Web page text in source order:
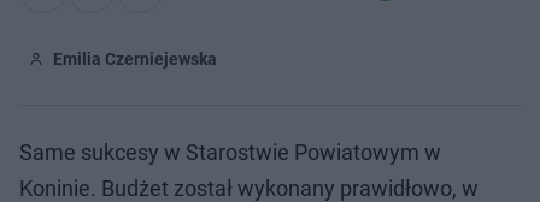
Emilia Czerniejewska
Same sukcesy w Starostwie Powiatowym w
Koninie. Budżet został wykonany prawidłowo, w